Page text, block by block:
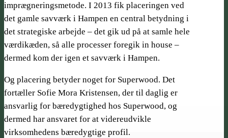
imprægneringsmetode. I 2013 fik placeringen ved
det gamle savværk i Hampen en central betydning i
det strategiske arbejde – det gik ud på at samle hele
værdikæden, så alle processer foregik in house –
dermed kom der igen et savværk i Hampen.
Og placering betyder noget for Superwood. Det
fortæller Sofie Mora Kristensen, der til daglig er
ansvarlig for bæredygtighed hos Superwood, og
dermed har ansvaret for at videreudvikle
virksomhedens bæredygtige profil.